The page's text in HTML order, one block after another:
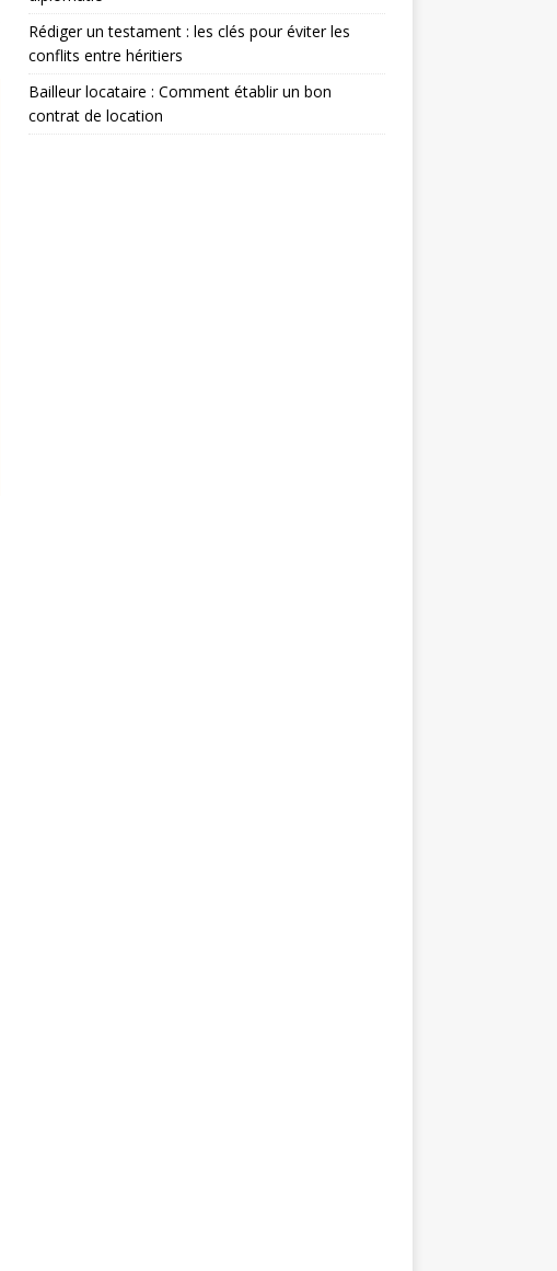
Rédiger un testament : les clés pour éviter les
conflits entre héritiers
Bailleur locataire : Comment établir un bon
contrat de location